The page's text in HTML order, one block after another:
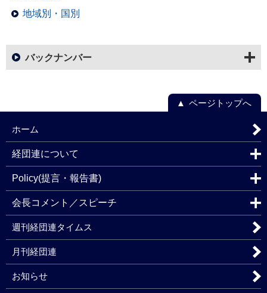
地域別・国別
バックナンバー
ページトップへ
ホーム
経団連について
Policy(提言・報告書)
会長コメント／スピーチ
週刊経団連タイムス
月刊経団連
お知らせ